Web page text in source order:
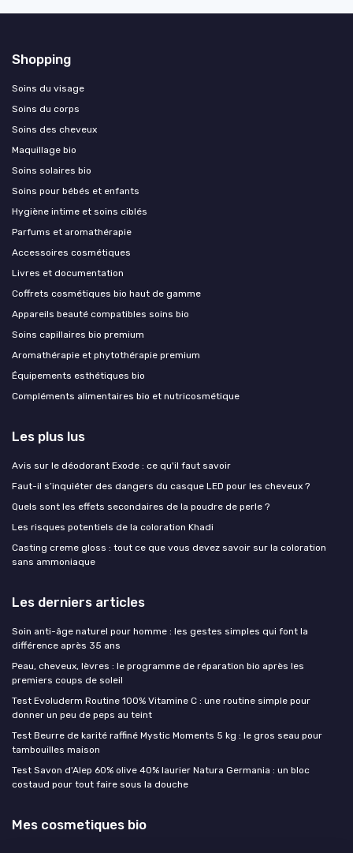
Shopping
Soins du visage
Soins du corps
Soins des cheveux
Maquillage bio
Soins solaires bio
Soins pour bébés et enfants
Hygiène intime et soins ciblés
Parfums et aromathérapie
Accessoires cosmétiques
Livres et documentation
Coffrets cosmétiques bio haut de gamme
Appareils beauté compatibles soins bio
Soins capillaires bio premium
Aromathérapie et phytothérapie premium
Équipements esthétiques bio
Compléments alimentaires bio et nutricosmétique
Les plus lus
Avis sur le déodorant Exode : ce qu'il faut savoir
Faut-il s’inquiéter des dangers du casque LED pour les cheveux ?
Quels sont les effets secondaires de la poudre de perle ?
Les risques potentiels de la coloration Khadi
Casting creme gloss : tout ce que vous devez savoir sur la coloration
sans ammoniaque
Les derniers articles
Soin anti-âge naturel pour homme : les gestes simples qui font la
différence après 35 ans
Peau, cheveux, lèvres : le programme de réparation bio après les
premiers coups de soleil
Test Evoluderm Routine 100% Vitamine C : une routine simple pour
donner un peu de peps au teint
Test Beurre de karité raffiné Mystic Moments 5 kg : le gros seau pour
tambouilles maison
Test Savon d'Alep 60% olive 40% laurier Natura Germania : un bloc
costaud pour tout faire sous la douche
Mes cosmetiques bio